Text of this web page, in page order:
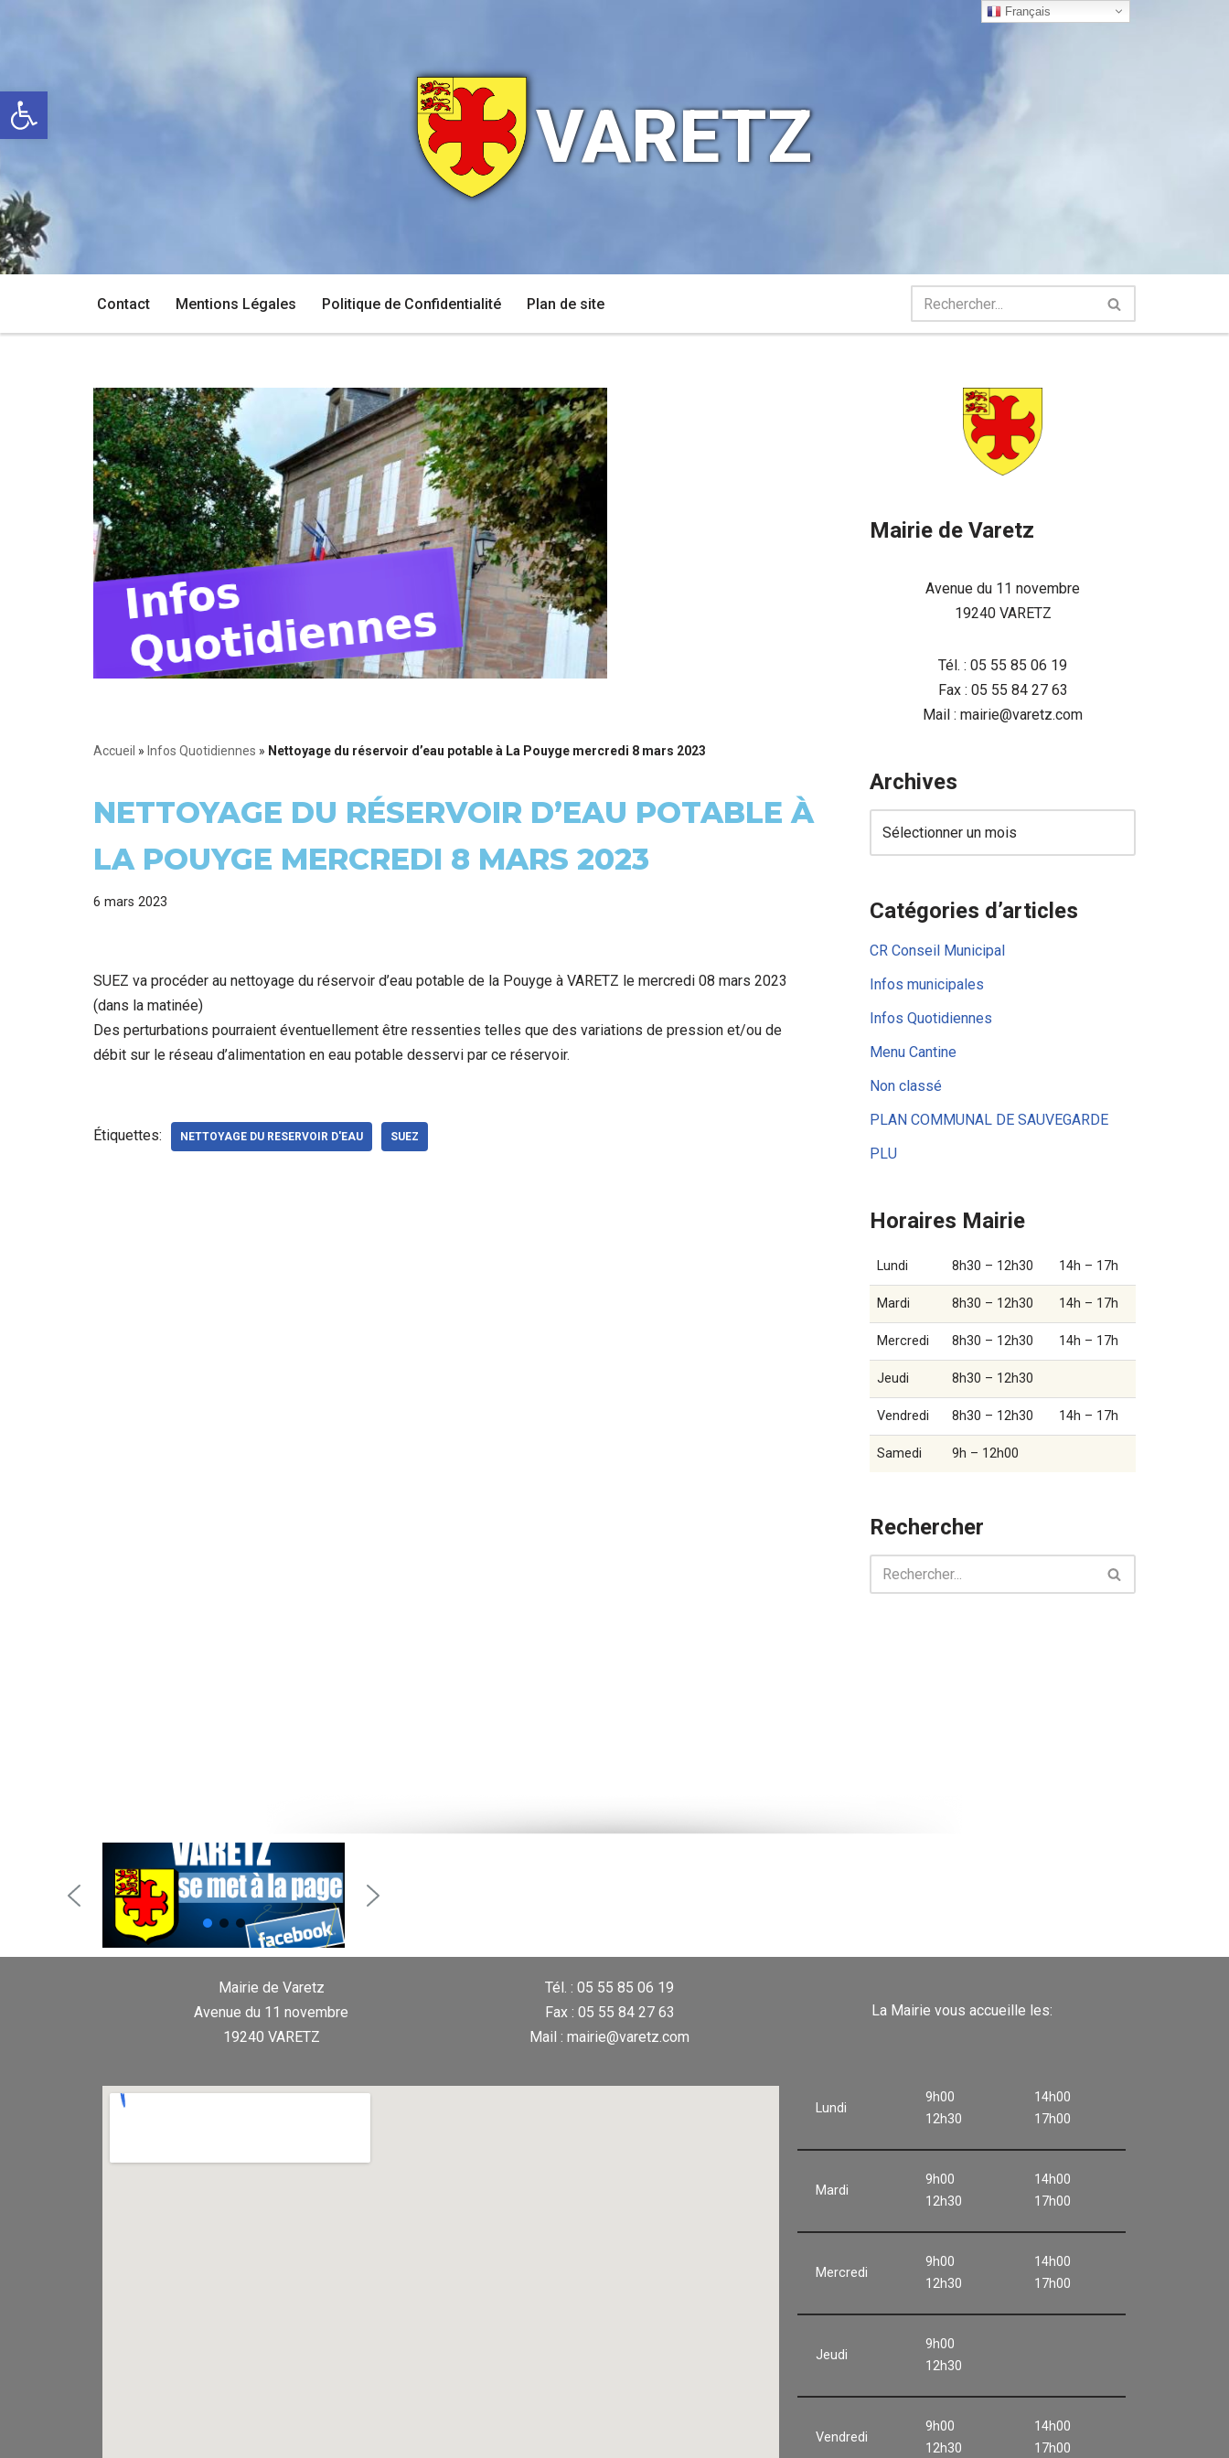
Ouvrir la barre d’outils
contenu
VARETZ
Contact Mentions Légales Politique de Confidentialité Plan de site
Accueil » Infos Quotidiennes » Nettoyage du réservoir d’eau potable à La Pouyge mercredi 8 mars 2023
NETTOYAGE DU RÉSERVOIR D’EAU POTABLE À
LA POUYGE MERCREDI 8 MARS 2023
6 mars 2023
SUEZ va procéder au nettoyage du réservoir d’eau potable de la Pouyge à VARETZ le mercredi 08 mars 2023
(dans la matinée)
Des perturbations pourraient éventuellement être ressenties telles que des variations de pression et/ou de
débit sur le réseau d’alimentation en eau potable desservi par ce réservoir.
Étiquettes: NETTOYAGE DU RESERVOIR D'EAU SUEZ
Mairie de Varetz
Avenue du 11 novembre
19240 VARETZ
Tél. : 05 55 85 06 19
Fax : 05 55 84 27 63
Mail : mairie@varetz.com
Archives
Catégories d’articles
CR Conseil Municipal
Infos municipales
Infos Quotidiennes
Menu Cantine
Non classé
PLAN COMMUNAL DE SAUVEGARDE
PLU
Horaires Mairie
Lundi 8h30 – 12h30 14h – 17h
Mardi 8h30 – 12h30 14h – 17h
Mercredi 8h30 – 12h30 14h – 17h
Jeudi 8h30 – 12h30
Vendredi 8h30 – 12h30 14h – 17h
Samedi 9h – 12h00
Rechercher
Mairie de Varetz
Avenue du 11 novembre
19240 VARETZ
Tél. : 05 55 85 06 19
Fax : 05 55 84 27 63
Mail : mairie@varetz.com
La Mairie vous accueille les:
Lundi
9h00
12h30
14h00
17h00
Mardi
9h00
12h30
14h00
17h00
Mercredi
9h00
12h30
14h00
17h00
Jeudi
9h00
12h30
Vendredi
9h00
12h30
14h00
17h00
Français